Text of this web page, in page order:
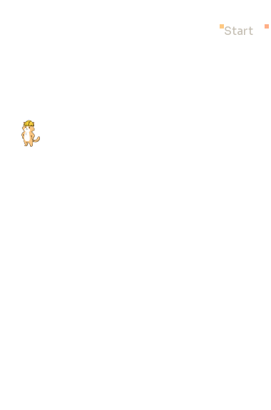
Start